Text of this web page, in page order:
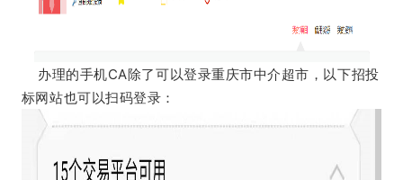
办理的手机CA除了可以登录重庆市中介超市，以下招投
标网站也可以扫码登录：